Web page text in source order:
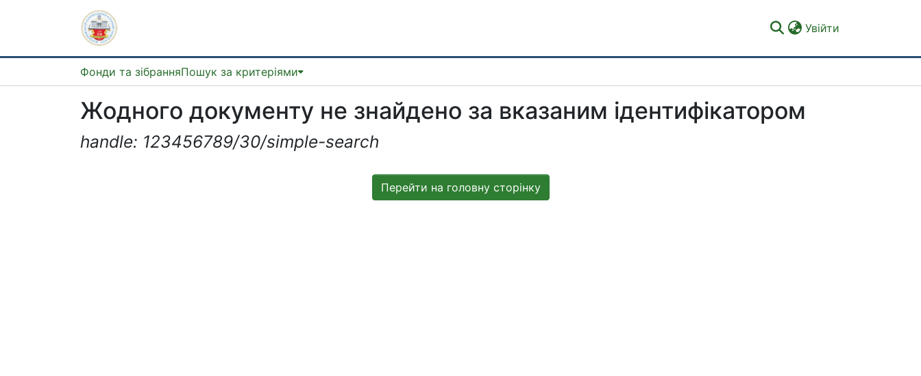
Увійти
Фонди та зібранняПошук за критеріями
Жодного документу не знайдено за вказаним ідентифікатором
handle: 123456789/30/simple-search
Перейти на головну сторінку